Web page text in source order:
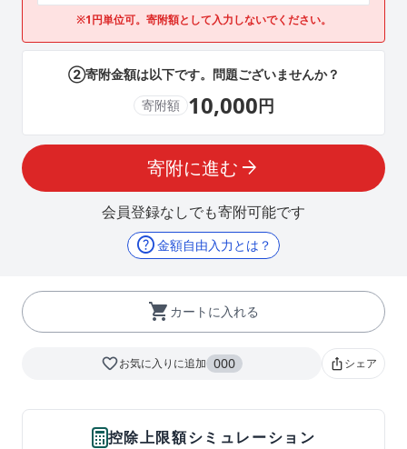
※1円単位可。寄附額として入力しないでください。
②寄附金額は以下です。問題ございませんか？
寄附額 10,000円
寄附に進む arrow_forward
会員登録なしでも寄附可能です
help金額自由入力とは？
shopping_cart カートに入れる
favorite_borderお気に入りに追加 000 ios_shareシェア
控除上限額シミュレーション